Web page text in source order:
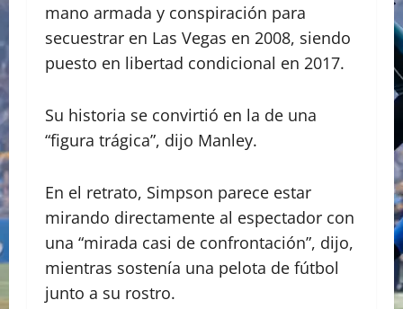
mano armada y conspiración para
secuestrar en Las Vegas en 2008, siendo
puesto en libertad condicional en 2017.
Su historia se convirtió en la de una
“figura trágica”, dijo Manley.
En el retrato, Simpson parece estar
mirando directamente al espectador con
una “mirada casi de confrontación”, dijo,
mientras sostenía una pelota de fútbol
junto a su rostro.